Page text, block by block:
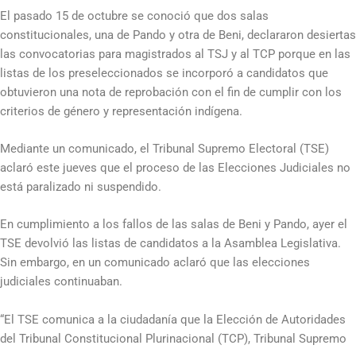
El pasado 15 de octubre se conoció que dos salas
constitucionales, una de Pando y otra de Beni, declararon desiertas
las convocatorias para magistrados al TSJ y al TCP porque en las
listas de los preseleccionados se incorporó a candidatos que
obtuvieron una nota de reprobación con el fin de cumplir con los
criterios de género y representación indígena.
Mediante un comunicado, el Tribunal Supremo Electoral (TSE)
aclaró este jueves que el proceso de las Elecciones Judiciales no
está paralizado ni suspendido.
En cumplimiento a los fallos de las salas de Beni y Pando, ayer el
TSE devolvió las listas de candidatos a la Asamblea Legislativa.
Sin embargo, en un comunicado aclaró que las elecciones
judiciales continuaban.
“El TSE comunica a la ciudadanía que la Elección de Autoridades
del Tribunal Constitucional Plurinacional (TCP), Tribunal Supremo